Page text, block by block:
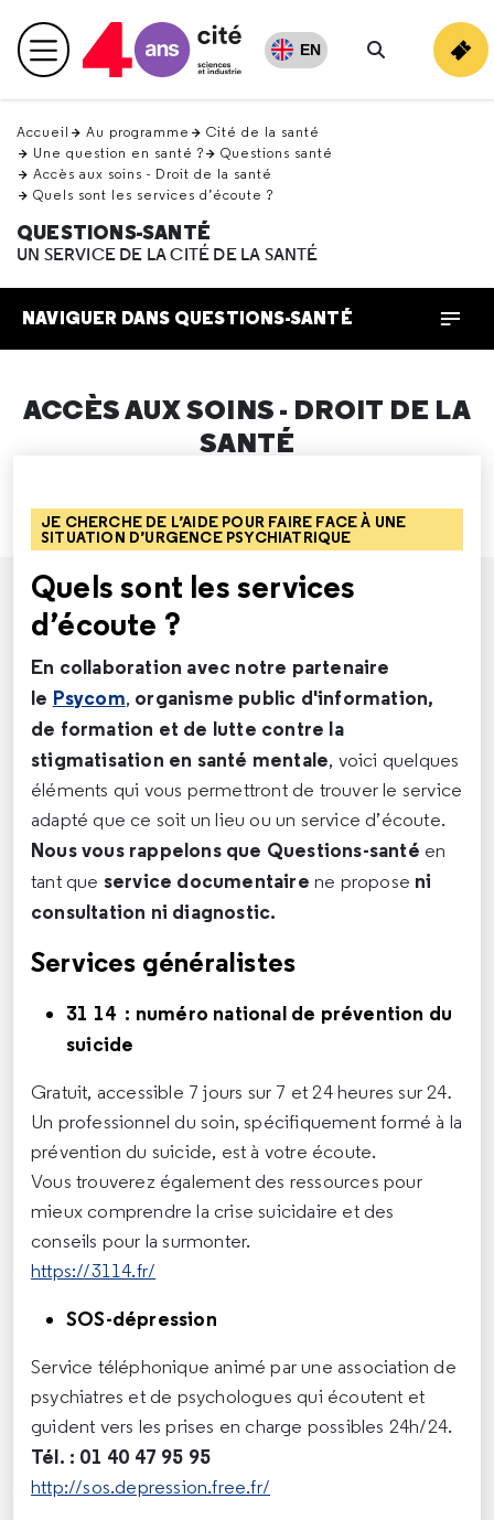
en
haut Menu principal EN
Rechercher
Accueil Au programme
Cité de la santé
Une question en santé ?
Questions santé
Accès aux soins - Droit de la santé
Quels sont les services d’écoute ?
QUESTIONS-SANTÉ
UN SERVICE DE LA CITÉ DE LA SANTÉ
NAVIGUER DANS QUESTIONS-SANTÉ
ACCÈS AUX SOINS - DROIT DE LA
SANTÉ
JE CHERCHE DE L’AIDE POUR FAIRE FACE À UNE
SITUATION D’URGENCE PSYCHIATRIQUE
Quels sont les services
d’écoute ?
En collaboration avec notre partenaire
le Psycom, organisme public d'information,
de formation et de lutte contre la
stigmatisation en santé mentale, voici quelques
éléments qui vous permettront de trouver le service
adapté que ce soit un lieu ou un service d’écoute.
Nous vous rappelons que Questions-santé en
tant que service documentaire ne propose ni
consultation ni diagnostic.
Services généralistes
31 14 : numéro national de prévention du
suicide
Gratuit, accessible 7 jours sur 7 et 24 heures sur 24.
Un professionnel du soin, spécifiquement formé à la
prévention du suicide, est à votre écoute.
Vous trouverez également des ressources pour
mieux comprendre la crise suicidaire et des
conseils pour la surmonter.
https://3114.fr/
SOS-dépression
Service téléphonique animé par une association de
psychiatres et de psychologues qui écoutent et
guident vers les prises en charge possibles 24h/24.
Tél. : 01 40 47 95 95
http://sos.depression.free.fr/